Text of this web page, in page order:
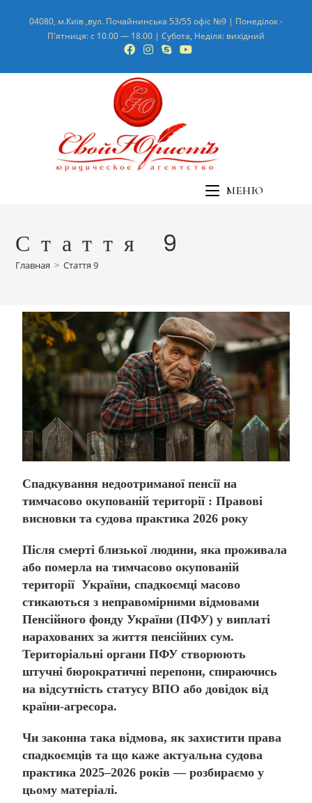
04080, м.Київ ,вул. Почайнинська 53/55 офіс №9 | Понеділок -
П'ятниця: с 10.00 — 18.00 | Субота, Неділя: вихідний
МЕНЮ
Стаття 9
Главная > Стаття 9
Спадкування недоотриманої пенсії на
тимчасово окупованій території : Правові
висновки та судова практика 2026 року
Після смерті близької людини, яка проживала
або померла на тимчасово окупованій
території України, спадкоємці масово
стикаються з неправомірними відмовами
Пенсійного фонду України (ПФУ) у виплаті
нарахованих за життя пенсійних сум.
Територіальні органи ПФУ створюють
штучні бюрократичні перепони, спираючись
на відсутність статусу ВПО або довідок від
країни-агресора.
Чи законна така відмова, як захистити права
спадкоємців та що каже актуальна судова
практика 2025–2026 років — розбираємо у
цьому матеріалі.